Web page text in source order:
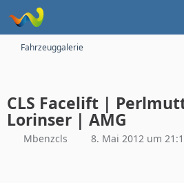
Fahrzeuggalerie
CLS Facelift |
Lorinser | AMG
Mbenzcls 8. Mai 2012 um